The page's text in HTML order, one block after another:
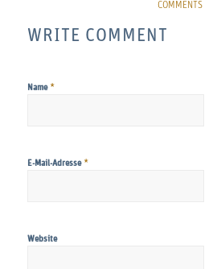
COMMENTS
WRITE COMMENT
Name *
E-Mail-Adresse *
Website